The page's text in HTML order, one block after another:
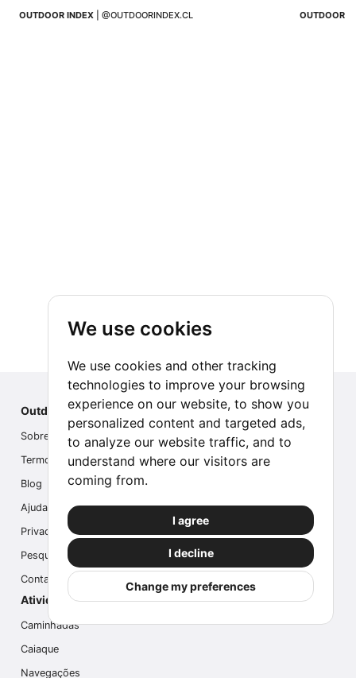
We use cookies
We use cookies and other tracking
technologies to improve your browsing
experience on our website, to show you
personalized content and targeted ads,
to analyze our website traffic, and to
understand where our visitors are
coming from.
I agree
I decline
Change my preferences
grupo, reduzir riscos e tomar melhores decisões.
OUTDOOR INDEX @OUTDOORINDEX.CL
deste
OUTDOOR
Outdoor Index
Sobre nós
Termos
Blog
Ajuda
Privacidade
Pesquisa
Contate-nos
Atividades populares
Caminhadas
Caiaque
Navegações